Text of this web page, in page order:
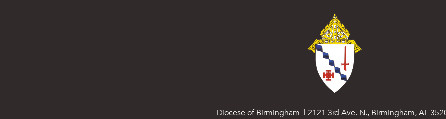
Diocese of Birmingham | 2121 3rd Ave. N., Birmingham, AL